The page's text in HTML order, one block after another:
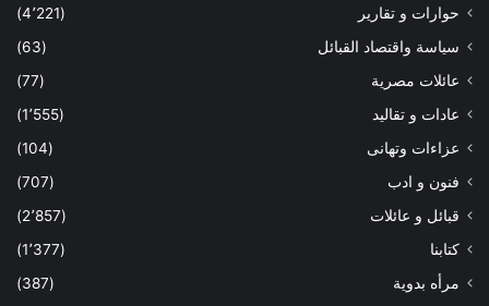
حوارات و تقارير
(4٬221)
سياسة واقتصاد القبائل
(63)
عائلات مصرية
(77)
عادات و تقاليد
(1٬555)
عزاءات وتهانى
(104)
فنون و ادب
(707)
قبائل و عائلات
(2٬857)
كتابنا
(1٬377)
مرأه بدوية
(387)